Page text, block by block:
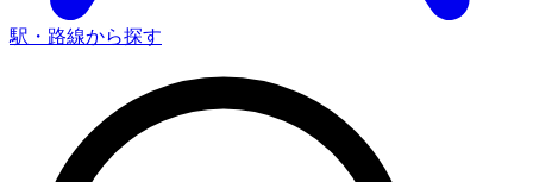
駅・路線から探す